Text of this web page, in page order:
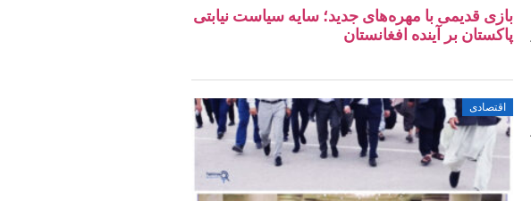
بازی قدیمی با مهره‌های جدید؛ سایه سیاست نیابتی
پاکستان بر آینده افغانستان
اقتصادی